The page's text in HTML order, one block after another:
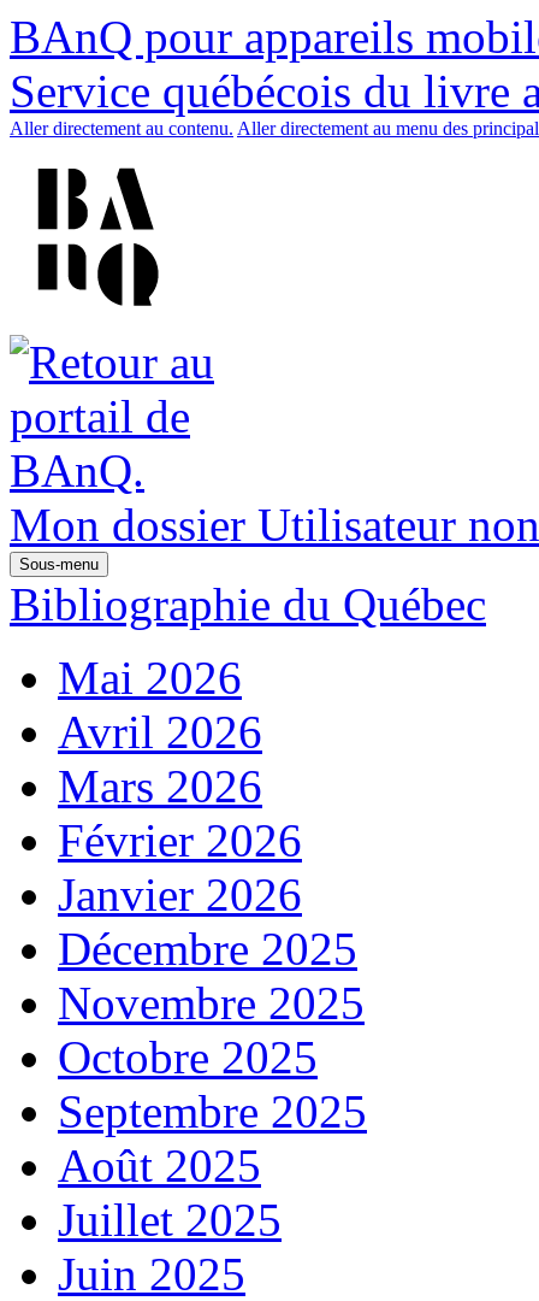
BAnQ pour appareils
Service québécois du livre
Aller directement au contenu. Aller directement au menu des
Mon dossier Utilisateur
Sous-menu
Bibliographie du Québec
Mai 2026
Avril 2026
Mars 2026
Février 2026
Janvier 2026
Décembre 2025
Novembre 2025
Octobre 2025
Septembre 2025
Août 2025
Juillet 2025
Juin 2025